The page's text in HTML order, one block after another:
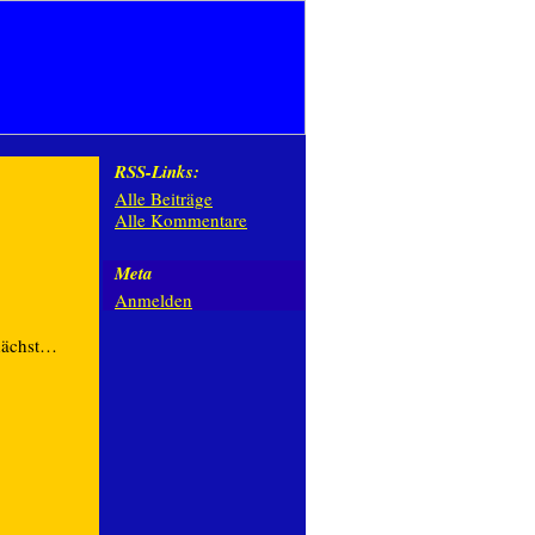
RSS-Links:
Alle Beiträge
Alle Kommentare
Meta
Anmelden